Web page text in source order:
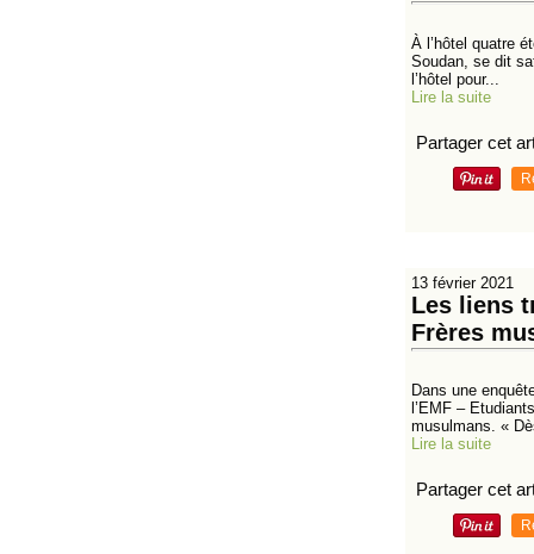
À l’hôtel quatre
Soudan, se dit
l’hôtel pour...
Lire la suite
Partager cet
13 février 2021
Les liens
Frères
Dans une
l’EMF –
musulmans. «
Lire la suite
Partager cet